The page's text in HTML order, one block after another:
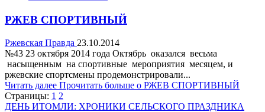
РЖЕВ СПОРТИВНЫЙ
Ржевская Правда 23.10.2014
№43 23 октября 2014 года Октябрь оказался весьма
насыщенным на спортивные мероприятия месяцем, и
ржевские спортсмены продемонстрировали...
Читать далее Прочитать больше о РЖЕВ СПОРТИВНЫЙ
Страницы: 1 2
ДЕНЬ ИТОМЛИ: ХРОНИКИ СЕЛЬСКОГО ПРАЗДНИКА